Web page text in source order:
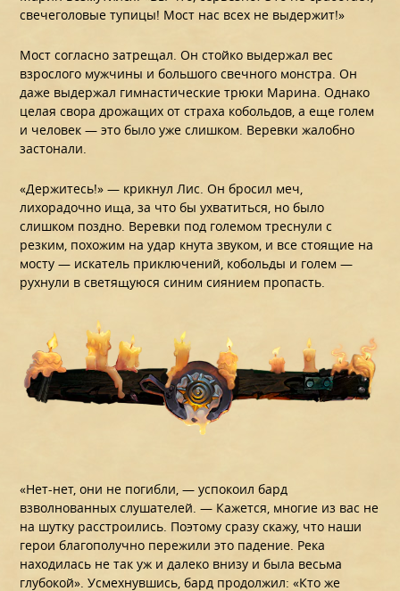
свечеголовые тупицы! Мост нас всех не выдержит!»
Мост согласно затрещал. Он стойко выдержал вес
взрослого мужчины и большого свечного монстра. Он
даже выдержал гимнастические трюки Марина. Однако
целая свора дрожащих от страха кобольдов, а еще голем
и человек — это было уже слишком. Веревки жалобно
застонали.
«Держитесь!» — крикнул Лис. Он бросил меч,
лихорадочно ища, за что бы ухватиться, но было
слишком поздно. Веревки под големом треснули с
резким, похожим на удар кнута звуком, и все стоящие на
мосту — искатель приключений, кобольды и голем —
рухнули в светящуюся синим сиянием пропасть.
«Нет-нет, они не погибли, — успокоил бард
взволнованных слушателей. — Кажется, многие из вас не
на шутку расстроились. Поэтому сразу скажу, что наши
герои благополучно пережили это падение. Река
находилась не так уж и далеко внизу и была весьма
глубокой». Усмехнувшись, бард продолжил: «Кто же